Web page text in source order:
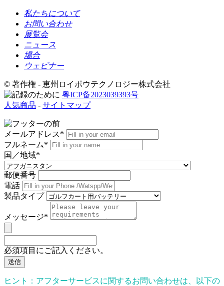
私たちについて
お問い合わせ
展覧会
ニュース
場合
ウェビナー
© 著作権 - 恵州ロイポウテクノロジー株式会社
粤ICP备2023039393号
人気商品 - サイトマップ
メールアドレス*
フルネーム*
国／地域*
郵便番号
電話
製品タイプ
メッセージ*
必須項目にご記入ください。
送信
ヒント：アフターサービスに関するお問い合わせは、以下の